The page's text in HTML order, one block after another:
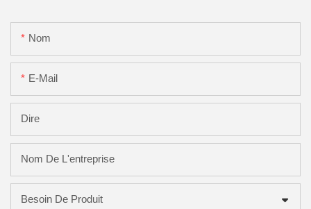
Nom
E-Mail
Dire
Nom De L'entreprise
Besoin De Produit